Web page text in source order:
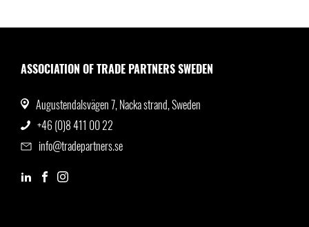
ASSOCIATION OF TRADE PARTNERS SWEDEN
Augustendalsvägen 7, Nacka strand, Sweden
+46 (0)8 411 00 22
info@tradepartners.se